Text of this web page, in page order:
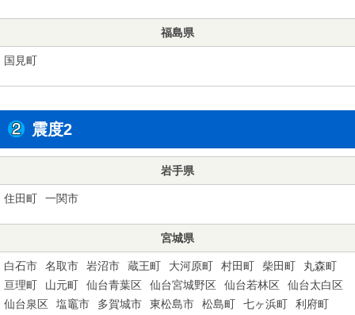
福島県
国見町
震度2
岩手県
住田町 一関市
宮城県
白石市 名取市 岩沼市 蔵王町 大河原町 村田町 柴田町
丸森町
亘理町
山元町 仙台青葉区 仙台宮城野区 仙台若林区
仙台太白区
仙台泉区
塩竈市 多賀城市 東松島市 松島町 七ヶ浜町
利府町